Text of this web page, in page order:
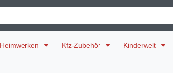
Heimwerken Kfz-Zubehör Kinderwelt